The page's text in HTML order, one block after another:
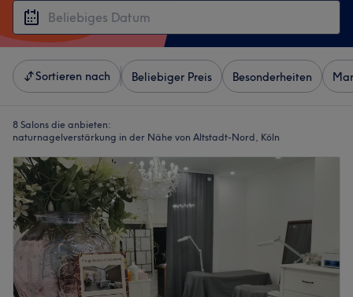
Sortieren nach Beliebiger Preis Besonderheiten
8 Salons die anbieten:
naturnagelverstärkung in der Nähe von Altstadt-Nord, Köln